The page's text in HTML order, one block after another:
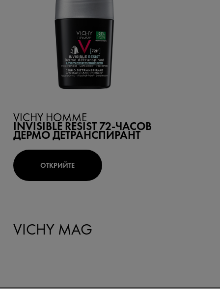
VICHY HOMME
INVISIBLE RESIST 72-ЧАСОВ
ДЕРМО ДЕТРАНСПИРАНТ
ОТКРИЙТЕ
VICHY MAG